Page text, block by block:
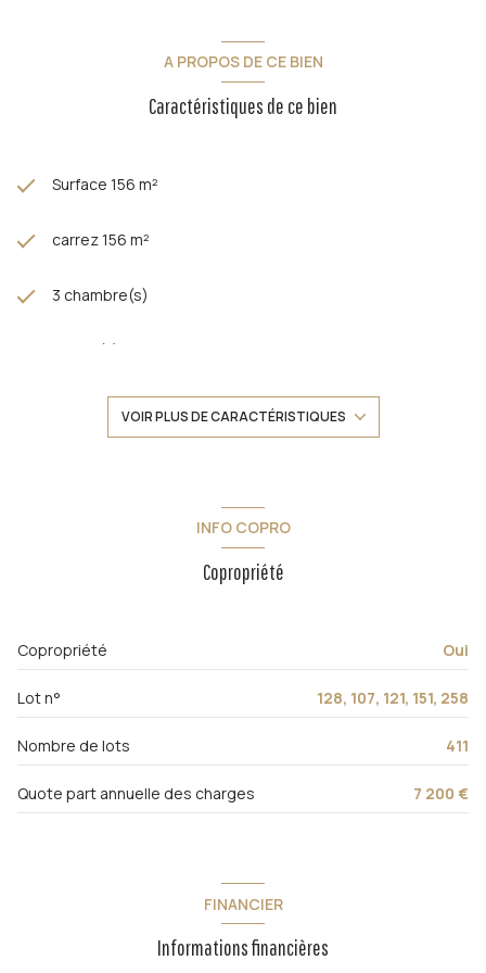
transports, ce bien d’exception allie confort, volumes et
qualité de vie en bord de mer.
Les informations sur les risques auxquels ce bien est exposé
A PROPOS DE CE BIEN
Caractéristiques de ce bien
Surface 156 m²
carrez 156 m²
3 chambre(s)
2 salle(s) d'eau
vue Mer et parc
cave
VOIR PLUS DE CARACTÉRISTIQUES
INFO COPRO
Copropriété
Copropriété Oui
Lot n° 128, 107, 121, 151, 258
Nombre de lots 411
Quote part annuelle des charges 7 200 €
FINANCIER
Informations financières